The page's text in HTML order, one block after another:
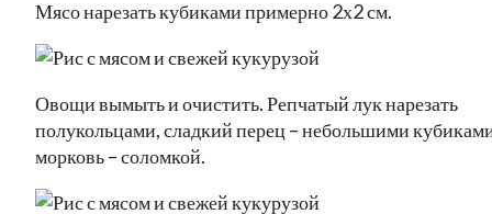
Мясо нарезать кубиками примерно 2х2 см.
Овощи вымыть и очистить. Репчатый лук нарезать
полукольцами, сладкий перец – небольшими
морковь – соломкой.